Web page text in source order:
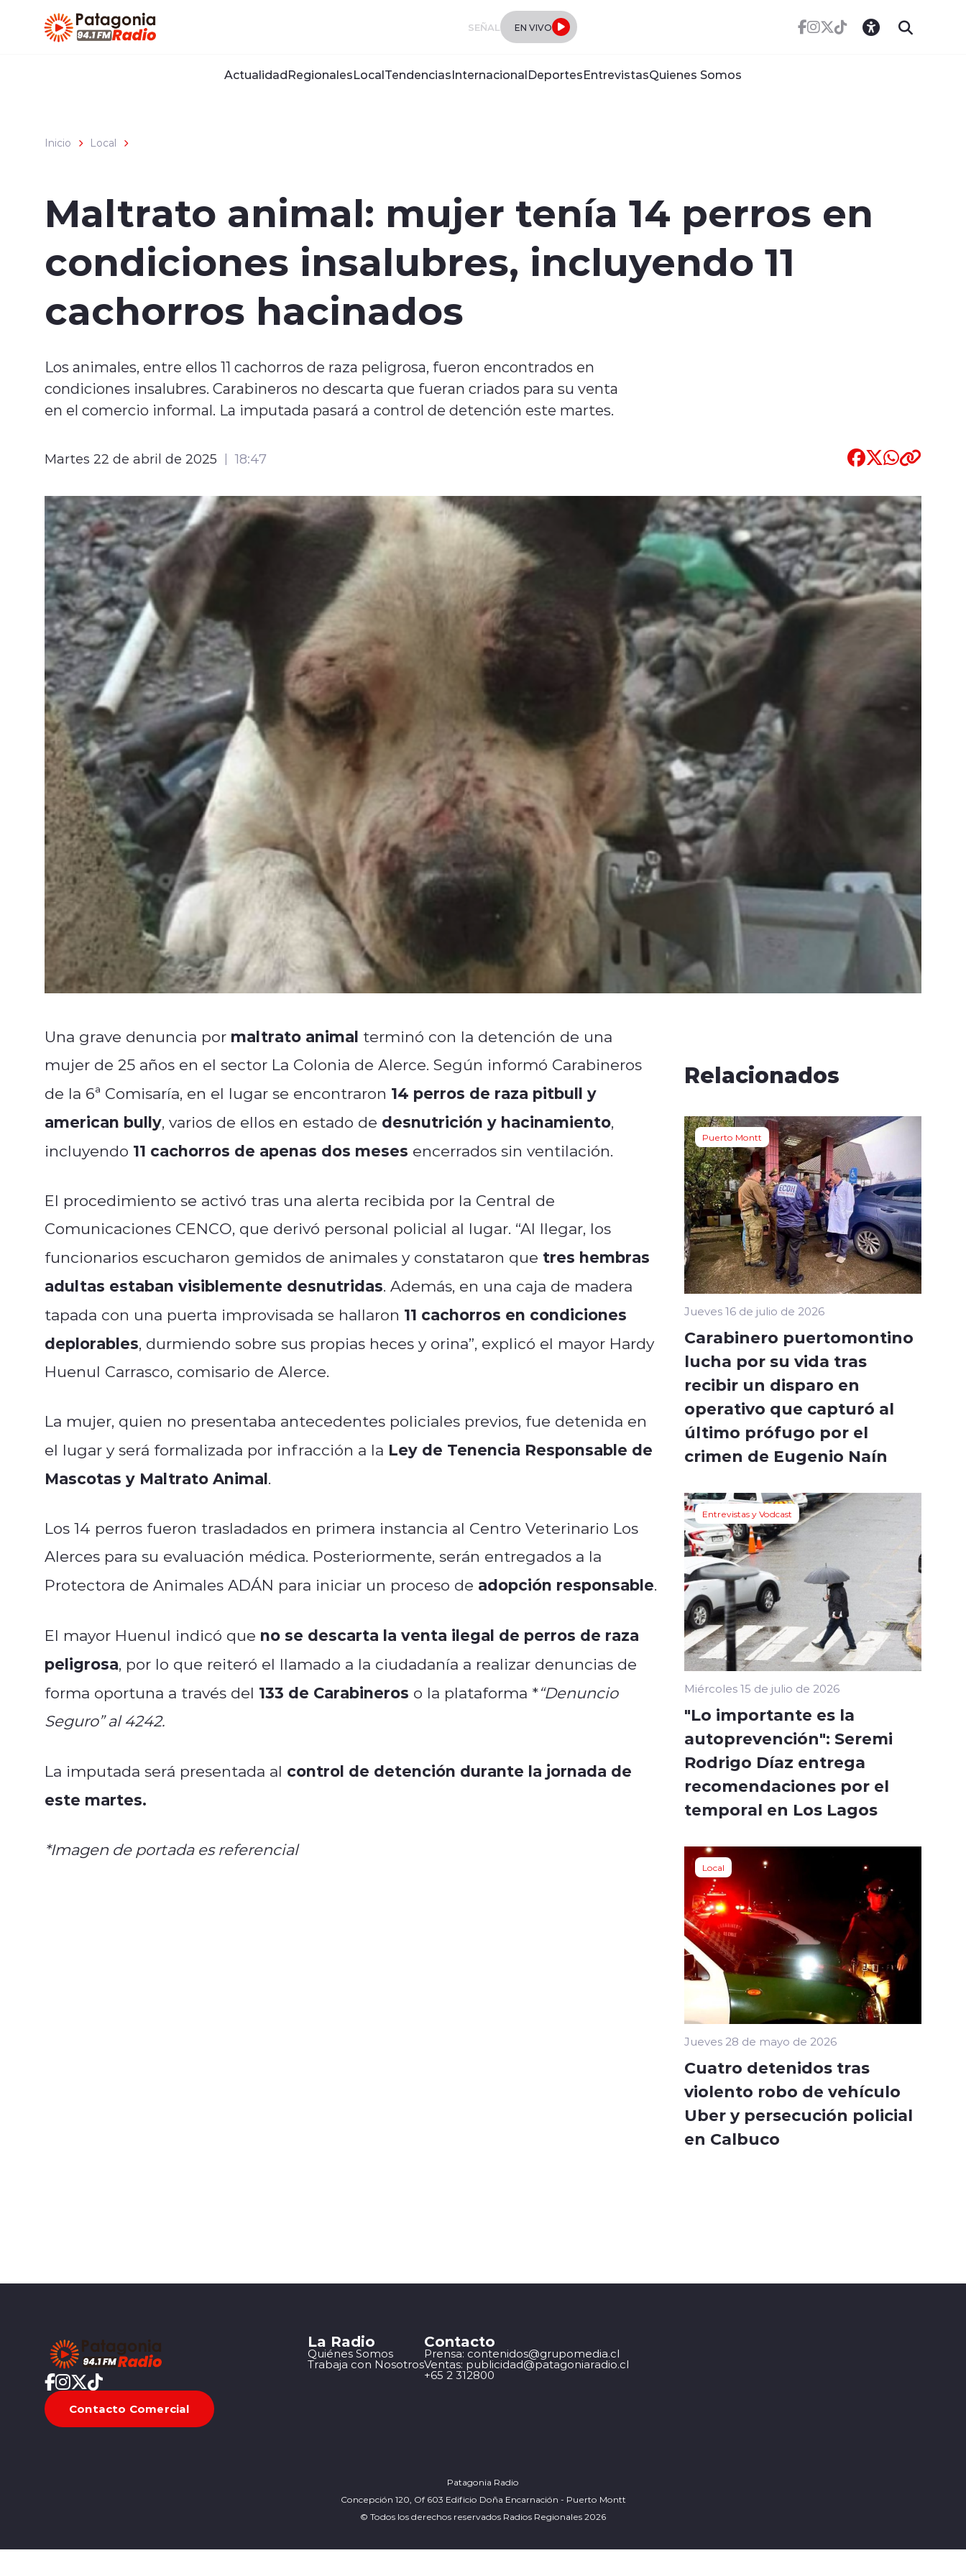
SEÑAL EN VIVO
ActualidadRegionalesLocalTendenciasInternacionalDeportesEntrevistasQuienes Somos
Inicio Local
Maltrato animal: mujer tenía 14 perros en
condiciones insalubres, incluyendo 11
cachorros hacinados
Los animales, entre ellos 11 cachorros de raza peligrosa, fueron encontrados en
condiciones insalubres. Carabineros no descarta que fueran criados para su venta
en el comercio informal. La imputada pasará a control de detención este martes.
Martes 22 de abril de 2025 18:47
Una grave denuncia por maltrato animal terminó con la detención de una
mujer de 25 años en el sector La Colonia de Alerce. Según informó Carabineros
de la 6ª Comisaría, en el lugar se encontraron 14 perros de raza pitbull y
american bully, varios de ellos en estado de desnutrición y hacinamiento,
incluyendo 11 cachorros de apenas dos meses encerrados sin ventilación.
El procedimiento se activó tras una alerta recibida por la Central de
Comunicaciones CENCO, que derivó personal policial al lugar. “Al llegar, los
funcionarios escucharon gemidos de animales y constataron que tres hembras
adultas estaban visiblemente desnutridas. Además, en una caja de madera
tapada con una puerta improvisada se hallaron 11 cachorros en condiciones
deplorables, durmiendo sobre sus propias heces y orina”, explicó el mayor Hardy
Huenul Carrasco, comisario de Alerce.
La mujer, quien no presentaba antecedentes policiales previos, fue detenida en
el lugar y será formalizada por infracción a la Ley de Tenencia Responsable de
Mascotas y Maltrato Animal.
Los 14 perros fueron trasladados en primera instancia al Centro Veterinario Los
Alerces para su evaluación médica. Posteriormente, serán entregados a la
Protectora de Animales ADÁN para iniciar un proceso de adopción responsable.
El mayor Huenul indicó que no se descarta la venta ilegal de perros de raza
peligrosa, por lo que reiteró el llamado a la ciudadanía a realizar denuncias de
forma oportuna a través del 133 de Carabineros o la plataforma *“Denuncio
Seguro” al 4242.
La imputada será presentada al control de detención durante la jornada de
este martes.
*Imagen de portada es referencial
Relacionados
Puerto Montt
Jueves 16 de julio de 2026
Carabinero puertomontino
lucha por su vida tras
recibir un disparo en
operativo que capturó al
último prófugo por el
crimen de Eugenio Naín
Entrevistas y Vodcast
Miércoles 15 de julio de 2026
"Lo importante es la
autoprevención": Seremi
Rodrigo Díaz entrega
recomendaciones por el
temporal en Los Lagos
Local
Jueves 28 de mayo de 2026
Cuatro detenidos tras
violento robo de vehículo
Uber y persecución policial
en Calbuco
Contacto Comercial
La Radio
Quiénes Somos
Trabaja con Nosotros
Contacto
Prensa: contenidos@grupomedia.cl
Ventas: publicidad@patagoniaradio.cl
+65 2 312800
Patagonia Radio
Concepción 120, Of 603 Edificio Doña Encarnación - Puerto Montt
© Todos los derechos reservados Radios Regionales 2026